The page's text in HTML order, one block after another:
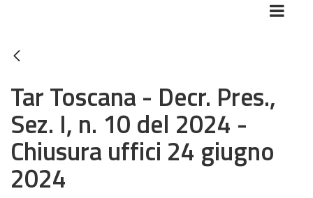
Tar Toscana - Decr. Pres.,
Sez. I, n. 10 del 2024 -
Chiusura uffici 24 giugno
2024